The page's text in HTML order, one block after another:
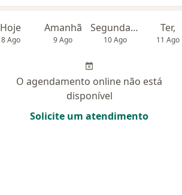
Hoje
8 Ago
Amanhã
9 Ago
Segunda-feira
10 Ago
Ter,
11 Ago
O agendamento online não está
disponível
Solicite um atendimento